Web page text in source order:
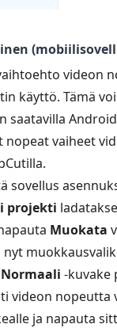
videon
käyttö. Tämä
saatavilla
nopeat vaiheet
sovellus
projekti
Muokata
nyt
Normaali -kuvake
videon nopeutta
ja napauta